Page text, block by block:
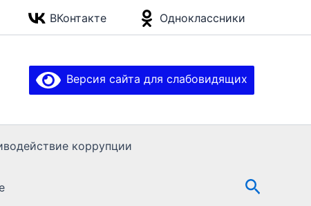
ВКонтакте Одноклассники
Версия сайта для слабовидящих
коррупции
Поиск